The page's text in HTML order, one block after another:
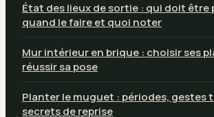
État des lieux de sortie : qui doit être
quand le faire et quoi noter
Mur intérieur en brique : choisir ses
réussir sa pose
Planter le muguet : périodes, gestes
secrets de reprise